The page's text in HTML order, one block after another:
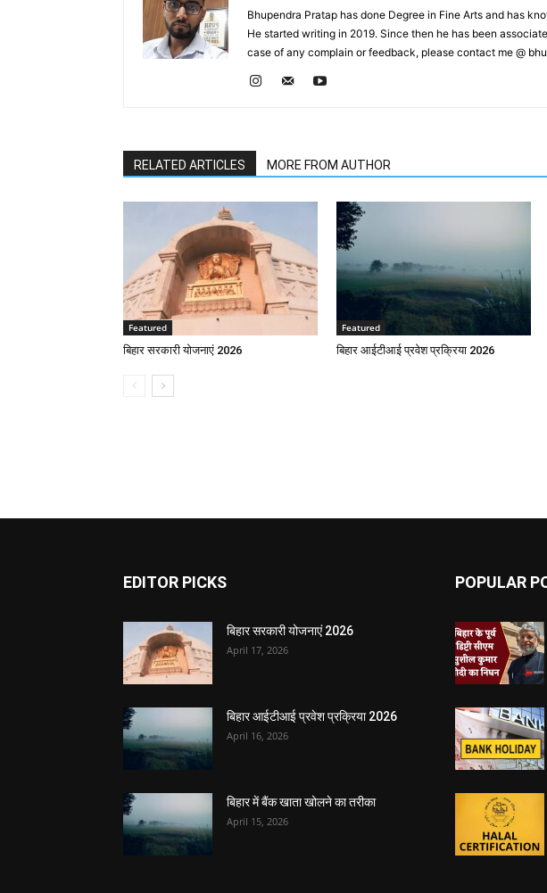
Bhupendra Pratap has done Degree in Fine Arts and has
He started writing in 2019. Since then he has been
case of any complain or feedback, please contact me @
RELATED ARTICLES MORE FROM AUTHOR
Featured
बिहार सरकारी योजनाएं 2026
Featured
बिहार आईटीआई प्रवेश प्रक्रिया 2026
EDITOR PICKS
बिहार सरकारी योजनाएं 2026
April 17, 2026
बिहार आईटीआई प्रवेश प्रक्रिया 2026
April 16, 2026
बिहार में बैंक खाता खोलने का तरीका
April 15, 2026
POPULAR